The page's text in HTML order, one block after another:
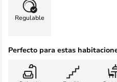
Regulable
Perfecto para estas